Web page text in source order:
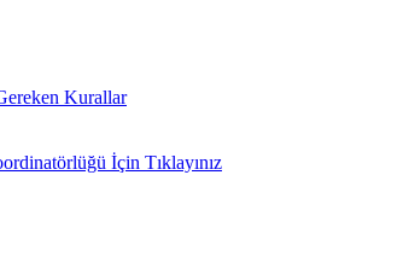
Kurallar
İçin Tıklayınız